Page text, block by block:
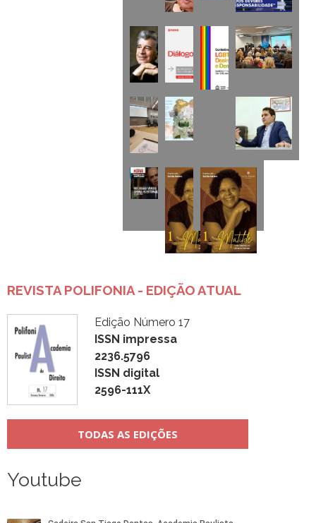
REVISTA POLIFONIA - EDIÇÃO ATUAL
Edição Número 17
ISSN impressa
2236.5796
ISSN digital
2596-111X
TODAS AS EDIÇÕES
Youtube